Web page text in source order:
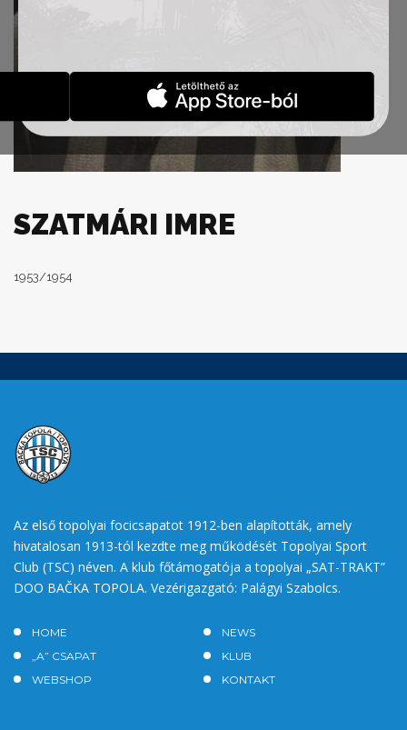
SZATMÁRI IMRE
1953/1954
Az első topolyai focicsapatot 1912-ben alapították, amely
hivatalosan 1913-tól kezdte meg működését Topolyai Sport
Club (TSC) néven. A klub főtámogatója a topolyai „SAT-TRAKT”
DOO BAČKA TOPOLA. Vezérigazgató: Palágyi Szabolcs.
HOME
NEWS
„A” CSAPAT
KLUB
WEBSHOP
KONTAKT